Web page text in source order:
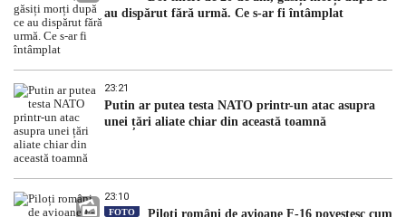
au dispărut fără urmă. Ce s-ar fi întâmplat
23:21
Putin ar putea testa NATO printr-un atac asupra
unei țări aliate chiar din această toamnă
23:10
FOTO
Piloți români de avioane F-16 povestesc cum